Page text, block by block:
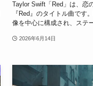
Taylor Swift「Red」は、恋
『Red』のタイトル曲です
像を中心に構成され、ステ
2026年6月14日